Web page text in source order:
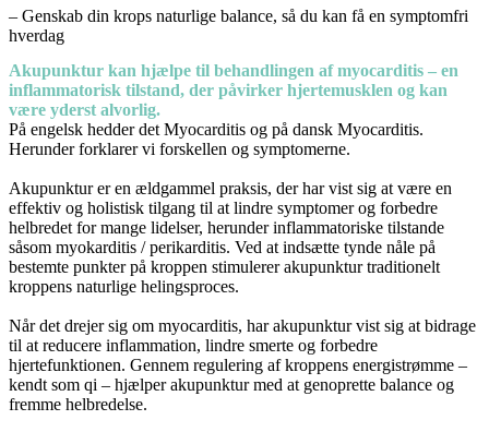
– Genskab din krops naturlige balance, så du kan få en symptomfri
hverdag
Akupunktur kan hjælpe til behandlingen af myocarditis – en
inflammatorisk tilstand, der påvirker hjertemusklen og kan
være yderst alvorlig.
På engelsk hedder det Myocarditis og på dansk Myocarditis.
Herunder forklarer vi forskellen og symptomerne.
Akupunktur er en ældgammel praksis, der har vist sig at være en
effektiv og holistisk tilgang til at lindre symptomer og forbedre
helbredet for mange lidelser, herunder inflammatoriske tilstande
såsom myokarditis / perikarditis. Ved at indsætte tynde nåle på
bestemte punkter på kroppen stimulerer akupunktur traditionelt
kroppens naturlige helingsproces.
Når det drejer sig om myocarditis, har akupunktur vist sig at bidrage
til at reducere inflammation, lindre smerte og forbedre
hjertefunktionen. Gennem regulering af kroppens energistrømme –
kendt som qi – hjælper akupunktur med at genoprette balance og
fremme helbredelse.